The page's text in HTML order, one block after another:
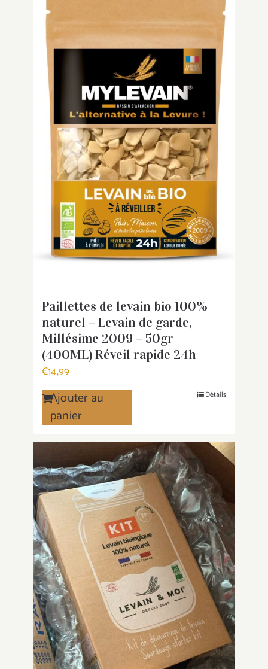
Paillettes de levain bio 100%
naturel – Levain de garde,
Millésime 2009 – 50gr
(400ML) Réveil rapide 24h
€14,99
Ajouter au
panier
Détails